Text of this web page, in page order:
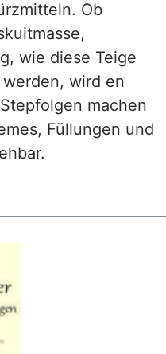
Ob
wie diese Teige
wird en
machen
Füllungen und